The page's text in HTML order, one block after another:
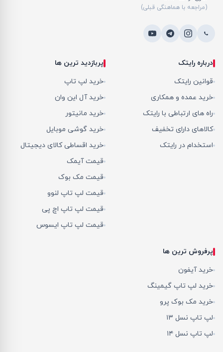
(مراجعه با هماهنگی قبلی)
درباره رایتک
قوانین رایتک
خرید عمده و همکاری
راه های ارتباطی با رایتک
کالاهای دارای تخفیف
استخدام در رایتک
پربازدید ترین ها
خرید لپ تاپ
خرید آل این وان
خرید مانیتور
خرید گوشی موبایل
خرید اقساطی کالای دیجیتال
قیمت آیمک
قیمت مک بوک
قیمت لپ تاپ لنوو
قیمت لپ تاپ اچ پی
قیمت لپ تاپ ایسوس
پرفروش ترین ها
خرید آیفون
خرید لپ تاپ گیمینگ
خرید مک بوک پرو
لپ تاپ نسل ۱۳
لپ تاپ نسل ۱۴